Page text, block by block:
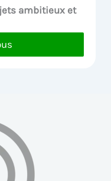
ambitieux et